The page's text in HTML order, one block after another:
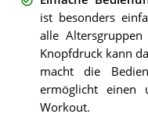
ist besonders
alle
Knopfdruck kann
macht die
ermöglicht einen
Workout.